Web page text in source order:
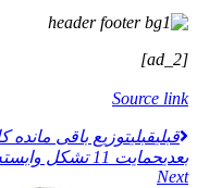
[ad_2]
Source link
قبليقبلیتوزیع باقی مانده
بعدیحمایت 11 تشکل وابسته به چاپ از کاندیدای ریاست جمهوری
Next